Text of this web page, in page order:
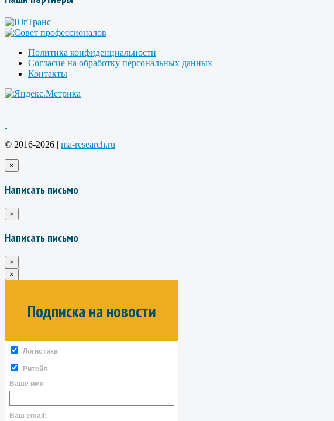
Политика конфиденциальности
Согласие на обработку персональных данных
Контакты
© 2016-2026 | ma-research.ru
×
Написать письмо
×
Написать письмо
×
×
Подписка на новости
Логистика
Ритейл
Ваше имя
Ваш email: